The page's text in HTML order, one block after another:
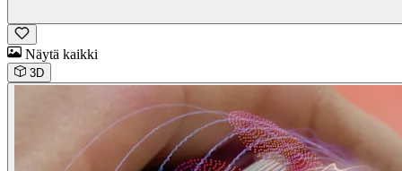
Näytä kaikki
3D